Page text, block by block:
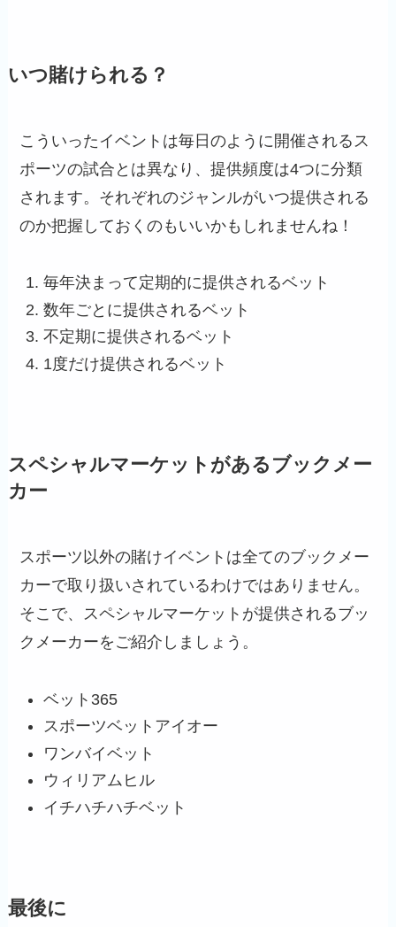
いつ賭けられる？
こういったイベントは毎日のように開催されるス
ポーツの試合とは異なり、提供頻度は4つに分類
されます。それぞれのジャンルがいつ提供される
のか把握しておくのもいいかもしれませんね！
毎年決まって定期的に提供されるベット
数年ごとに提供されるベット
不定期に提供されるベット
1度だけ提供されるベット
スペシャルマーケットがあるブックメー
カー
スポーツ以外の賭けイベントは全てのブックメー
カーで取り扱いされているわけではありません。
そこで、スペシャルマーケットが提供されるブッ
クメーカーをご紹介しましょう。
ベット365
スポーツベットアイオー
ワンバイベット
ウィリアムヒル
イチハチハチベット
最後に